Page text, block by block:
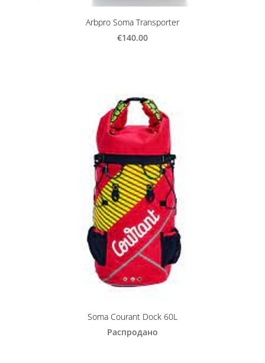
Arbpro Soma Transporter
€140.00
Soma Courant Dock 60L
Распродано